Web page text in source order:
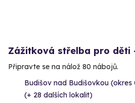
Zážitková střelba pro děti
Připravte se na nálož 80 nábojů.
Budišov nad Budišovkou (okres
(+ 28 dalších lokalit)